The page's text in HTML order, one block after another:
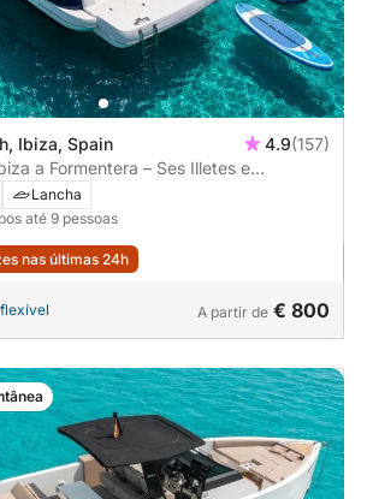
Ibiza, Spain 4.9(157)
a Formentera – Ses Illetes e
Lancha
até 9 pessoas
nas últimas 24h
A partir de € 800